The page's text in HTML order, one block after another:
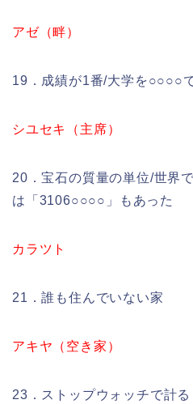
アゼ（畔）
19．成績が1番/大学を○○○○
シユセキ（主席）
20．宝石の質量の単位/世界
は「3106○○○○」もあった
カラツト
21．誰も住んでいない家
アキヤ（空き家）
23．ストップウォッチで計る